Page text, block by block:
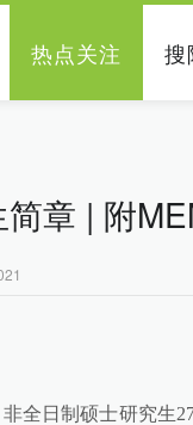
热点关注 搜
章 | 附
全日制硕士研究生